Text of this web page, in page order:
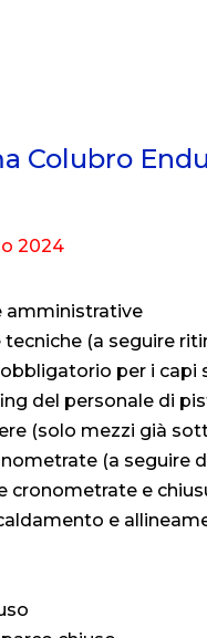
Colubro
2024
amministrative
tecniche (a seguire
per i
del personale di
(solo mezzi già
(a
cronometrate e
e